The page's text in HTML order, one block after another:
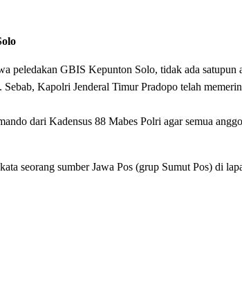
peledakan GBIS Kepunton Solo, tidak ada satupun
Kapolri Jenderal Timur Pradopo telah
dari Kadensus 88 Mabes Polri agar semua
seorang sumber Jawa Pos (grup Sumut Pos) di